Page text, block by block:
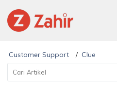
Customer Support Clue